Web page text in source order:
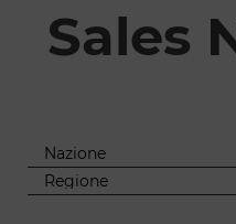
Sales